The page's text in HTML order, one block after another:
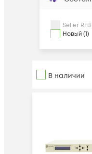
Seller RFB
Новый (1)
В наличии